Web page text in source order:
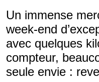
Un immense
week-end
avec quelques
compteur,
seule envie :